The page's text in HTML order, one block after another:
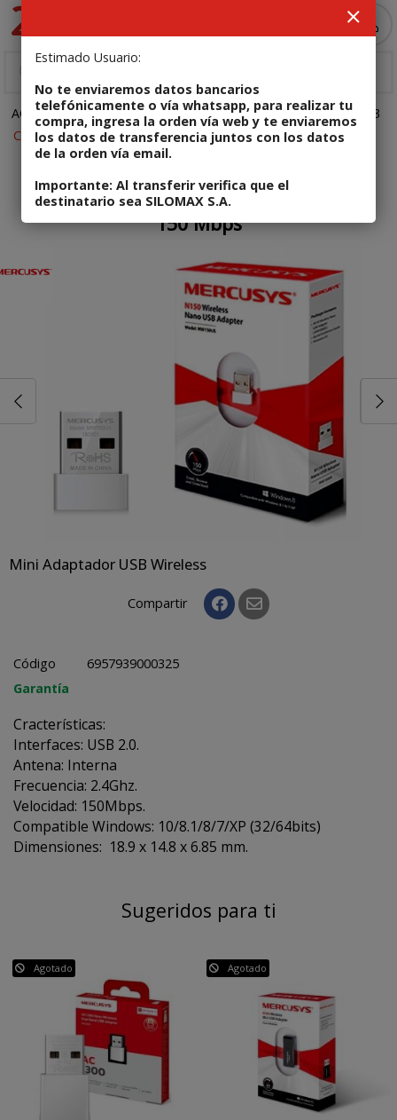
Estimado Usuario:
No te enviaremos datos bancarios
telefónicamente o vía whatsapp, para realizar tu
compra, ingresa la orden vía web y te enviaremos
los datos de transferencia juntos con los datos
de la orden vía email.
Importante: Al transferir verifica que el
destinatario sea SILOMAX S.A.
ACCESORIOS Conectividad
Tarjetas de WiFi - Bluetooth USB
Código: 6957939000325
Tarjeta de red WiFi USB Mercusys N150
150 Mbps
Mini Adaptador USB Wireless
Compartir
Código
6957939000325
Garantía
Cracterísticas:
Interfaces: USB 2.0.
Antena: Interna
Frecuencia: 2.4Ghz.
Velocidad: 150Mbps.
Compatible Windows: 10/8.1/8/7/XP (32/64bits)
Dimensiones: 18.9 x 14.8 x 6.85 mm.
Sugeridos para ti
Agotado Agotado